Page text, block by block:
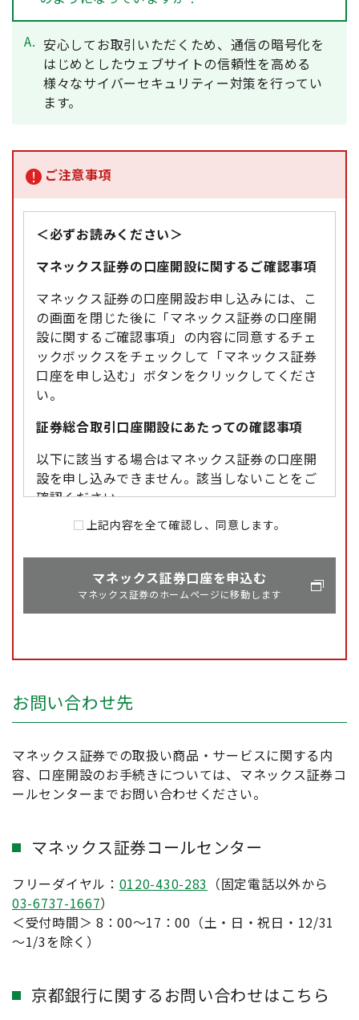
A. 安心してお取引いただくため、通信の暗号化を
はじめとしたウェブサイトの信頼性を高める
様々なサイバーセキュリティー対策を行ってい
ます。
ご注意事項
＜必ずお読みください＞
マネックス証券の口座開設に関するご確認事項
マネックス証券の口座開設お申し込みには、こ
の画面を閉じた後に「マネックス証券の口座開
設に関するご確認事項」の内容に同意するチェ
ックボックスをチェックして「マネックス証券
口座を申し込む」ボタンをクリックしてくださ
い。
証券総合取引口座開設にあたっての確認事項
以下に該当する場合はマネックス証券の口座開
設を申し込みできません。該当しないことをご
確認ください。
投資する資金が借入金の場合
投資する資金が元本割れするリスクが小さい
ことを最優先に考えたい場合
をお申し込みの際は、つぎの点にご注意くださ
金融商品仲介における取扱商品は預金ではな
く、預金保険制度の対象ではありません。ま
ません。
金融商品仲介で取り扱う有価証券等は、金
り価格が変動し、損失が生じるおそれがあり
取引に際しては、マネックス証券が定める手
数料等がかかります。手数料は商品・銘柄・
取引金額・取引方法・取引チャネル等により
上記内容を全て確認し、同意します。
マネックス証券口座を申込む
マネックス証券のホームページに移動します
お問い合わせ先
マネックス証券での取扱い商品・サービスに関する内
容、口座開設のお手続きについては、マネックス証券コ
ールセンターまでお問い合わせください。
マネックス証券コールセンター
フリーダイヤル： 0120-430-283 （固定電話以外から
03-6737-1667）
＜受付時間＞ 8：00～17：00（土・日・祝日・12/31
～1/3を除く）
京都銀行に関するお問い合わせはこちら